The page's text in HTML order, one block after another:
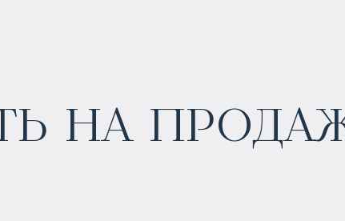
на
$2 300 000